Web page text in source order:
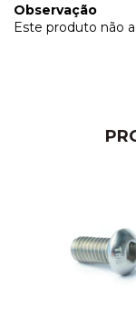
Observação
Este produto não